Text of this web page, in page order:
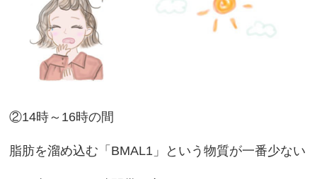
②14時～16時の間
脂肪を溜め込む「BMAL1」という物質が一番少ない